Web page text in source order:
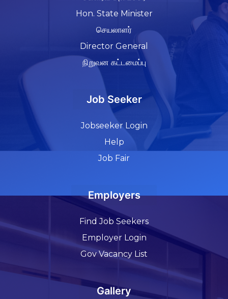
Hon. State Minister
செயலாளர்
Director General
நிறுவன கட்டமைப்பு
Job Seeker
Jobseeker Login
Help
Job Fair
Employers
Find Job Seekers
Employer Login
Gov Vacancy List
Gallery